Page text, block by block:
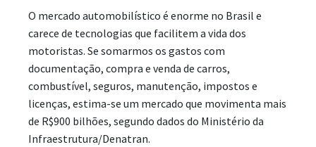
O mercado automobilístico é enorme no Brasil e
carece de tecnologias que facilitem a vida dos
motoristas. Se somarmos os gastos com
documentação, compra e venda de carros,
combustível, seguros, manutenção, impostos e
licenças, estima-se um mercado que movimenta mais
de R$900 bilhões, segundo dados do Ministério da
Infraestrutura/Denatran.